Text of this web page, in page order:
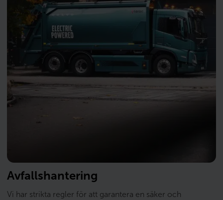
Avfallshantering
Vi har strikta regler för att garantera en säker och